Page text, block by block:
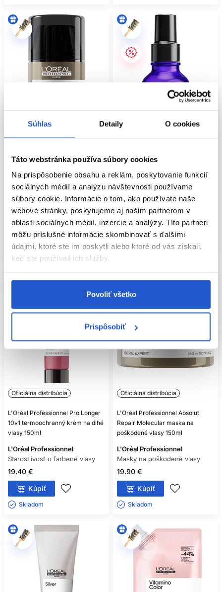
Súhlas Detaily O cookies
Táto webstránka používa súbory cookies
Na prispôsobenie obsahu a reklám, poskytovanie funkcií
sociálnych médií a analýzu návštevnosti používame
súbory cookie. Informácie o tom, ako používate naše
webové stránky, poskytujeme aj našim partnerom v
oblasti sociálnych médií, inzercie a analýzy. Títo partneri
môžu príslušné informácie skombinovať s ďalšími
údajmi, ktoré ste im poskytli alebo ktoré od vás získali,
keď ste používali ich služby.
Povoliť všetko
Prispôsobiť
Oficiálna distribúcia
L'Oréal Professionnel Absolut
maska na poškodené vlasy 50ml
Masky na poškodené vlasy
Kúpiť
Skladom ㅤ
L'Oréal Professionnel Keratin
krepovité vlasy 50ml
Vlasová kozmetika
22.90 €
Kúpiť
Skladom ㅤ
Oficiálna distribúcia
L'Oréal Professionnel Pro Longer
10v1 termoochranný krém na dlhé
vlasy 150ml
L'Oréal Professionnel
Starostlivosť o farbené vlasy
19.40 €
Kúpiť
Skladom ㅤ
Oficiálna distribúcia
L'Oréal Professionnel Absolut
Repair Molecular maska na
poškodené vlasy 150ml
L'Oréal Professionnel
Masky na poškodené vlasy
19.90 €
Kúpiť
Skladom ㅤ